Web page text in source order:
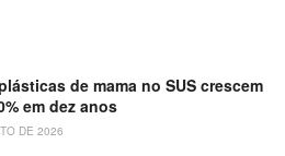
de mama no SUS crescem
em dez anos
DE 2026